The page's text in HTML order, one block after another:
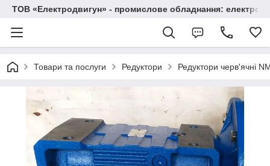
ТОВ «Електродвигун» - промислове обладнання:
Товари та послуги Редуктори Редуктори черв'ячні